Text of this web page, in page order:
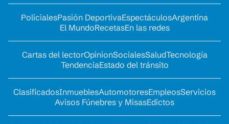
PolicialesPasión DeportivaEspectáculosArgentina
El MundoRecetasEn las redes
Cartas del lectorOpinionSocialesSaludTecnología
TendenciaEstado del tránsito
ClasificadosInmueblesAutomotoresEmpleosServicios
Avisos Fúnebres y MisasEdictos